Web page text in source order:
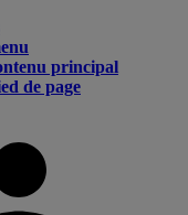
principal
de page